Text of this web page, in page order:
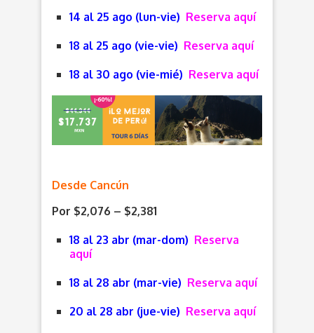
14 al 25 ago (lun-vie) Reserva aquí
18 al 25 ago (vie-vie) Reserva aquí
18 al 30 ago (vie-mié) Reserva aquí
Desde Cancún
Por $2,076 – $2,381
18 al 23 abr (mar-dom) Reserva
aquí
18 al 28 abr (mar-vie) Reserva aquí
20 al 28 abr (jue-vie) Reserva aquí